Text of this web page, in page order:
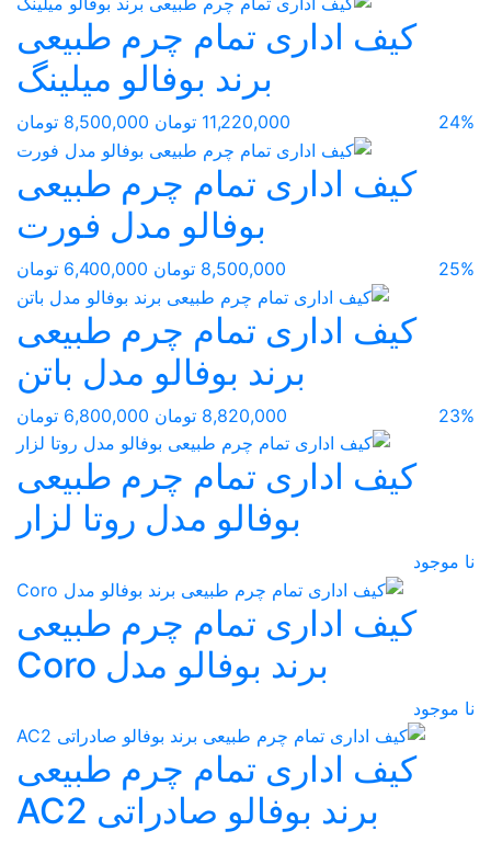
کیف اداری تمام چرم طبیعی
برند بوفالو میلینگ
24% 11,220,000 تومان 8,500,000 تومان
کیف اداری تمام چرم طبیعی
بوفالو مدل فورت
25% 8,500,000 تومان 6,400,000 تومان
کیف اداری تمام چرم طبیعی
برند بوفالو مدل باتن
23% 8,820,000 تومان 6,800,000 تومان
کیف اداری تمام چرم طبیعی
بوفالو مدل روتا لزار
نا موجود
کیف اداری تمام چرم طبیعی
برند بوفالو مدل Coro
نا موجود
کیف اداری تمام چرم طبیعی
برند بوفالو صادراتی AC2